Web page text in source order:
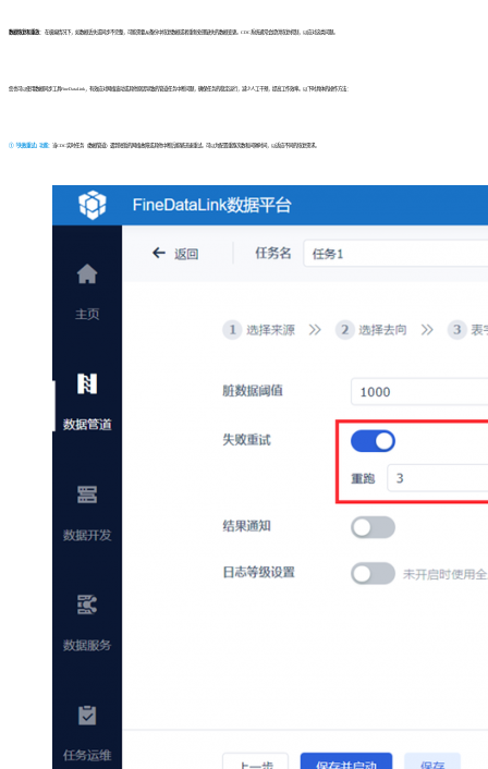
数据恢复和重放： 在极端情况下，如数据丢失或同步不完整，可能需要从备份中恢复数据或者重新处理缺失的数据变更。CDC系统通常会提供恢复机制，以应对这类问题。
您也可以使用数据同步工具FineDataLink，有效应对网络波动或其他原因导致的管道任务中断问题，确保任务的稳定运行，减少人工干预，提高工作效率。以下时具体的操作方法：
①「失败重试」功能： 当CDC实时任务（数据管道）遇到短暂的网络故障或其他中断后能够迅速重试。可以为配置重跑次数和间隔时间，以适应不同的恢复需求。